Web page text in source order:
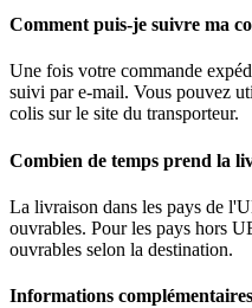
Comment puis-je suivre ma
Une fois votre commande
suivi par e-mail. Vous pouvez
colis sur le site du transporteur.
Combien de temps prend la
La livraison dans les pays de
ouvrables. Pour les pays hors
ouvrables selon la destination.
Informations complémentaires